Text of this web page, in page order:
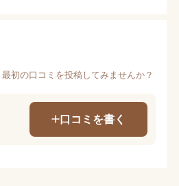
初の口コミを投稿してみませんか？
口コミを書く